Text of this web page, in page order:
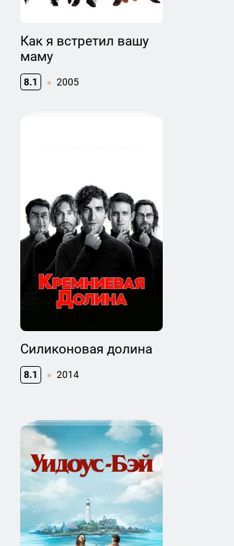
Как я встретил вашу
маму
8.1 2005
Силиконовая долина
8.1 2014